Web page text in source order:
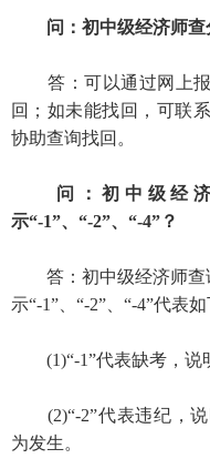
问：初中级经济师
答：可以通过网上报
回；如未能找回，可联
协助查询找回。
问：初中级经
示“-1”、“-2”、“-4”？
答：初中级经济师查
示“-1”、“-2”、“-4”代表如
(1)“-1”代表缺考，说
(2)“-2”代表违纪，说
为发生。